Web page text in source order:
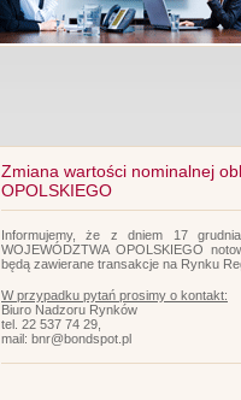
Zmiana wartości nominalnej
OPOLSKIEGO
Informujemy, że z dniem 17
WOJEWÓDZTWA OPOLSKIEGO
będą zawierane transakcje na Rynku
W przypadku pytań prosimy o kontakt:
Biuro Nadzoru Rynków
tel. 22 537 74 29,
mail: bnr@bondspot.pl